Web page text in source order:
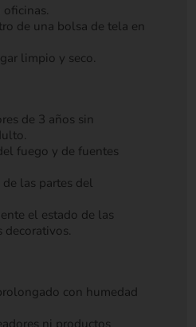
oficinas.
de una bolsa de tela en
limpio y seco.
de 3 años sin
fuego y de fuentes
las partes del
el estado de las
decorativos.
con humedad
ni productos